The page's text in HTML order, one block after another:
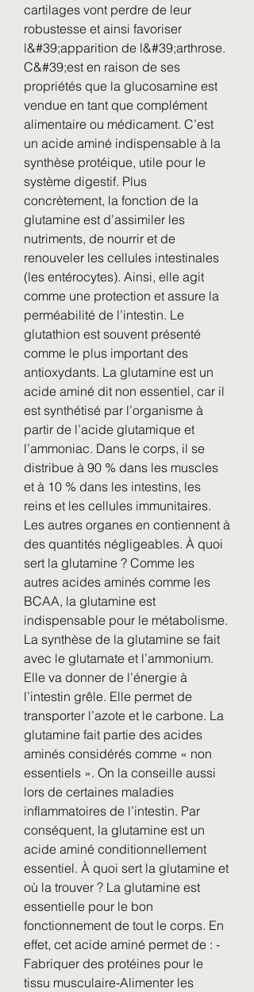
cartilages vont perdre de leur
robustesse et ainsi favoriser
l&#39;apparition de l&#39;arthrose.
C&#39;est en raison de ses
propriétés que la glucosamine est
vendue en tant que complément
alimentaire ou médicament. C’est
un acide aminé indispensable à la
synthèse protéique, utile pour le
système digestif. Plus
concrètement, la fonction de la
glutamine est d’assimiler les
nutriments, de nourrir et de
renouveler les cellules intestinales
(les entérocytes). Ainsi, elle agit
comme une protection et assure la
perméabilité de l’intestin. Le
glutathion est souvent présenté
comme le plus important des
antioxydants. La glutamine est un
acide aminé dit non essentiel, car il
est synthétisé par l’organisme à
partir de l’acide glutamique et
l’ammoniac. Dans le corps, il se
distribue à 90 % dans les muscles
et à 10 % dans les intestins, les
reins et les cellules immunitaires.
Les autres organes en contiennent à
des quantités négligeables. À quoi
sert la glutamine ? Comme les
autres acides aminés comme les
BCAA, la glutamine est
indispensable pour le métabolisme.
La synthèse de la glutamine se fait
avec le glutamate et l’ammonium.
Elle va donner de l’énergie à
l’intestin grêle. Elle permet de
transporter l’azote et le carbone. La
glutamine fait partie des acides
aminés considérés comme « non
essentiels ». On la conseille aussi
lors de certaines maladies
inflammatoires de l’intestin. Par
conséquent, la glutamine est un
acide aminé conditionnellement
essentiel. À quoi sert la glutamine et
où la trouver ? La glutamine est
essentielle pour le bon
fonctionnement de tout le corps. En
effet, cet acide aminé permet de : -
Fabriquer des protéines pour le
tissu musculaire-Alimenter les